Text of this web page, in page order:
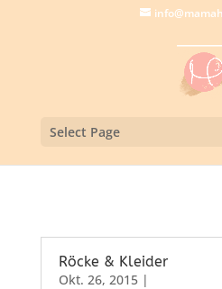
Select Page
Röcke & Kleider
Okt. 26, 2015|